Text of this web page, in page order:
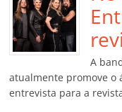
o
o
k
A
atualmente promove o
entrevista para a